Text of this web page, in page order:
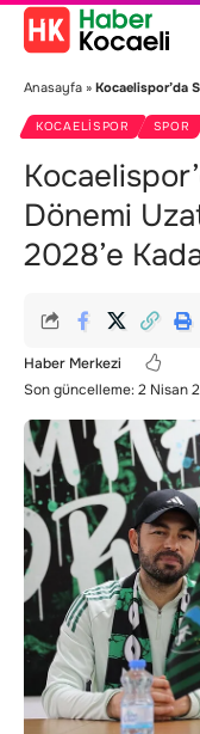
Anasayfa » Kocaelispor’da
KOCAELISPOR SPOR
Dönemi
2028’e
Son güncelleme: 2 Nisan
Haber Merkezi